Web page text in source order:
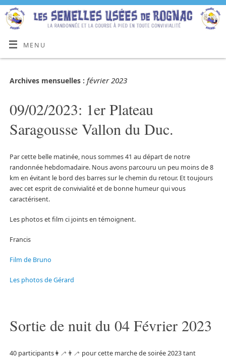
MENU
Archives mensuelles : février 2023
09/02/2023: 1er Plateau
Saragousse Vallon du Duc.
Par cette belle matinée, nous sommes 41 au départ de notre
randonnée hebdomadaire. Nous avons parcouru un peu moins de 8
km en évitant le bord des barres sur le chemin du retour. Et toujours
avec cet esprit de convivialité et de bonne humeur qui vous
caractérisent.
Les photos et film ci joints en témoignent.
Francis
Film de Bruno
Les photos de Gérard
Sortie de nuit du 04 Février 2023
40 participants👩‍🦯👨‍🦯 pour cette marche de soirée 2023 tant